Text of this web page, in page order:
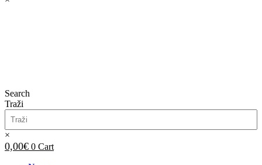
Search
Traži
×
0,00€ 0 Cart